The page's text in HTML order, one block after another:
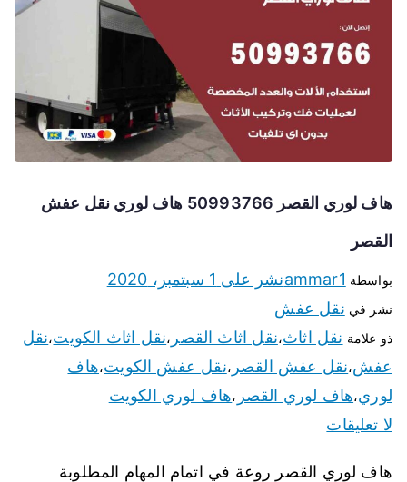
هاف لوري القصر 50993766 هاف لوري نقل عفش
القصر
بواسطة ammar1نشر على 1 سبتمبر، 2020
نشر في نقل عفش
ذو علامة نقل اثاث،نقل اثاث القصر ،نقل اثاث الكويت،نقل
عفش،نقل عفش القصر ،نقل عفش الكويت،هاف
لوري،هاف لوري القصر ،هاف لوري الكويت
لا تعليقات
هاف لوري القصر روعة في اتمام المهام المطلوبة